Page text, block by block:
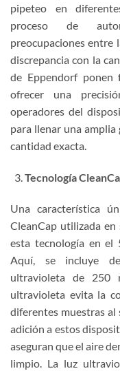
pipeteo en
proceso de
preocupaciones entre
discrepancia con la
de Eppendorf ponen
ofrecer una
operadores del
para llenar una amplia
cantidad exacta.
Tecnología
Una característica
CleanCap utilizada
esta tecnología en el
Aquí, se incluye
ultravioleta de 250
ultravioleta evita la
diferentes muestras al
adición a estos
aseguran que el aire
limpio. La luz